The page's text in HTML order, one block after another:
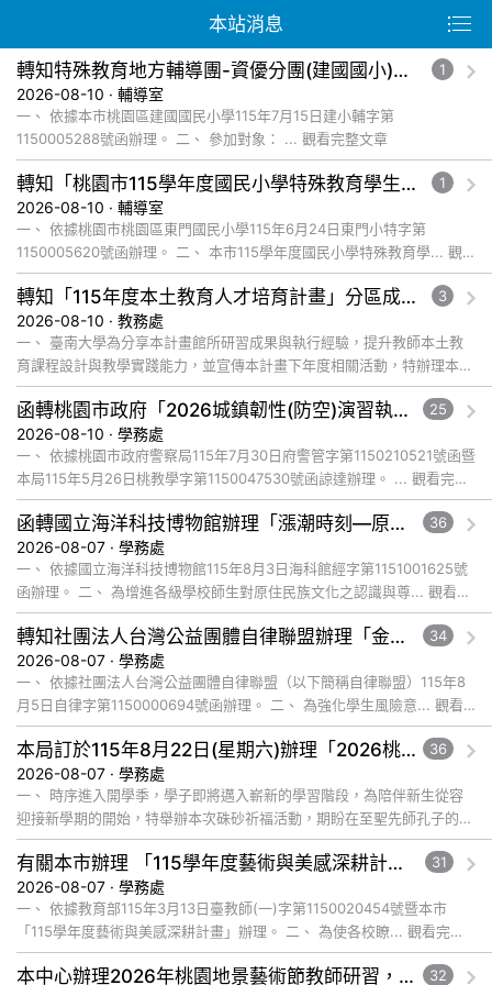
本站消息
轉知特殊教育地方輔導團-資優分團(建國國小)辦理115學年度資優教育教師增能研習實施計畫 1
2026-08-10 · 輔導室
一、 依據本市桃園區建國國民小學115年7月15日建小輔字第
1150005288號函辦理。 二、 參加對象： ... 觀看完整文章
轉知「桃園市115學年度國民小學特殊教育學生鑑定安置實施計畫」 1
2026-08-10 · 輔導室
一、 依據桃園市桃園區東門國民小學115年6月24日東門小特字第
1150005620號函辦理。 二、 本市115學年度國民小學特殊教育學... 觀
看完整文章
轉知「115年度本土教育人才培育計畫」分區成果展臺東場訊息 3
2026-08-10 · 教務處
一、 臺南大學為分享本計畫館所研習成果與執行經驗，提升教師本土教
育課程設計與教學實踐能力，並宣傳本計畫下年度相關活動，特辦理本次
分區成果展及教師研習。 ... 觀看完整文章
函轉桃園市政府「2026城鎮韌性(防空)演習執行計畫」修訂對照表1份 25
2026-08-10 · 學務處
一、 依據桃園市政府警察局115年7月30日府警管字第1150210521號函暨
本局115年5月26日桃教學字第1150047530號函諒達辦理。 ... 觀看完整
文章
函轉國立海洋科技博物館辦理「漲潮時刻—原民智慧主題探索課程」參訪補助案，請查照。 36
2026-08-07 · 學務處
一、 依據國立海洋科技博物館115年8月3日海科館經字第1151001625號
函辦理。 二、 為增進各級學校師生對原住民族文化之認識與尊... 觀看完
整文章
轉知社團法人台灣公益團體自律聯盟辦理「金融基礎教育教材」推廣工作坊一案，鼓勵貴校教師踴躍報名參加，並本權責核予出席教師公假登記， 詳如說明，請查照。 34
2026-08-07 · 學務處
一、 依據社團法人台灣公益團體自律聯盟（以下簡稱自律聯盟）115年8
月5日自律字第1150000694號函辦理。 二、 為強化學生風險意... 觀看
完整文章
本局訂於115年8月22日(星期六)辦理「2026桃園市孔廟祈福系列活動—儒門初開 智慧啟航」，請協助公告周知，詳如說明，請查照。 36
2026-08-07 · 學務處
一、 時序進入開學季，學子即將邁入嶄新的學習階段，為陪伴新生從容
迎接新學期的開始，特舉辦本次硃砂祈福活動，期盼在至聖先師孔子的智
慧啟發與祝福下，使學子開啟智慧，眼明心亮，未來學業順利、步步高
升... 觀看完整文章
有關本市辦理 「115學年度藝術與美感深耕計畫」申辦說明會一案，請踴躍參加，請查照。 31
2026-08-07 · 學務處
一、 依據教育部115年3月13日臺教師(一)字第1150020454號暨本市
「115學年度藝術與美感深耕計畫」辦理。 二、 為使各校瞭... 觀看完整
文章
本中心辦理2026年桃園地景藝術節教師研習，請惠予轉知貴校教師踴躍報名參加，請查照。 32